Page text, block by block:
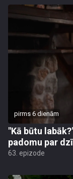
pirms 6 dienām
"Kā būtu
padomu par
63. epizode